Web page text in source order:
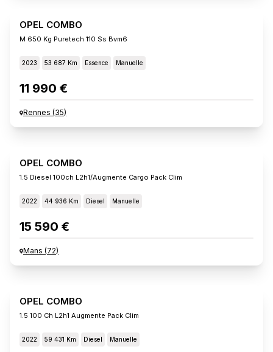
OPEL COMBO
M 650 Kg Puretech 110 Ss Bvm6
2023 53 687 Km Essence Manuelle
11 990 €
Rennes (35)
OPEL COMBO
1.5 Diesel 100ch L2h1/augmente Cargo Pack Clim
2022 44 936 Km Diesel Manuelle
15 590 €
Mans (72)
OPEL COMBO
1.5 100 Ch L2h1 Augmente Pack Clim
2022 59 431 Km Diesel Manuelle